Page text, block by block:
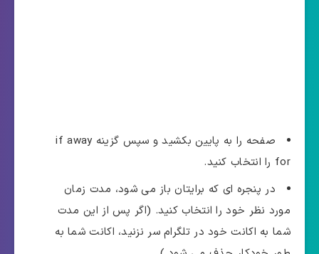
صفحه را به پایین بکشید و سپس گزینه if away
for را انتخاب کنید.
در پنجره ای که برایتان باز می شود، مدت زمان
مورد نظر خود را انتخاب کنید. (اگر پس از این مدت
شما به اکانت خود در تلگرام سر نزنید، اکانت شما به